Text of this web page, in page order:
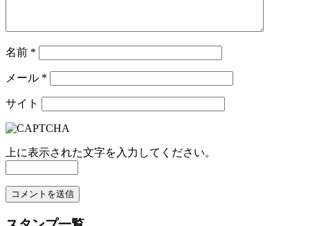
名前 *
メール *
サイト
上に表示された文字を入力してください。